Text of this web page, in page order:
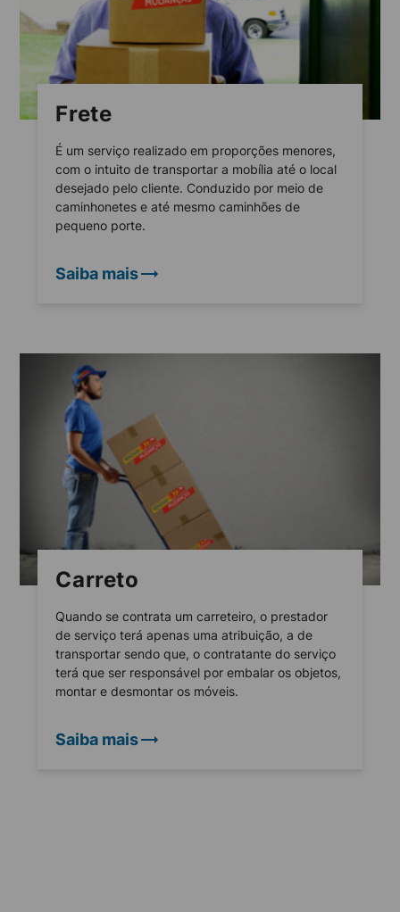
Frete
É um serviço realizado em proporções menores,
com o intuito de transportar a mobília até o local
desejado pelo cliente. Conduzido por meio de
caminhonetes e até mesmo caminhões de
pequeno porte.
Saiba mais
Carreto
Quando se contrata um carreteiro, o prestador
de serviço terá apenas uma atribuição, a de
transportar sendo que, o contratante do serviço
terá que ser responsável por embalar os objetos,
montar e desmontar os móveis.
Saiba mais